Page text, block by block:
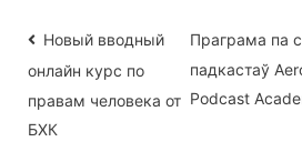
Навігацыя
па
запісах
Новый вводный
онлайн курс по
правам человека от
БХК
Праграма па
падкастаў
Podcast